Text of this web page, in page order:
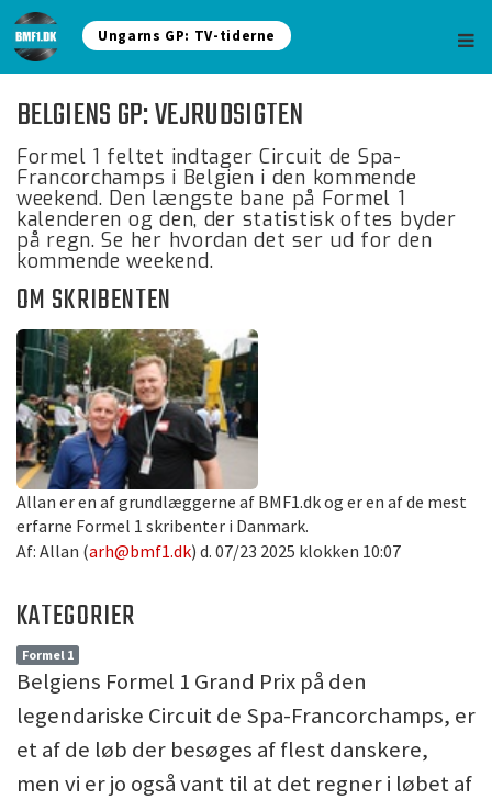
Ungarns GP: TV-tiderne
BELGIENS GP: VEJRUDSIGTEN
Formel 1 feltet indtager Circuit de Spa-
Francorchamps i Belgien i den kommende
weekend. Den længste bane på Formel 1
kalenderen og den, der statistisk oftes byder
på regn. Se her hvordan det ser ud for den
kommende weekend.
OM SKRIBENTEN
Allan er en af grundlæggerne af BMF1.dk og er en af de mest
erfarne Formel 1 skribenter i Danmark.
Af: Allan (arh@bmf1.dk) d. 07/23 2025 klokken 10:07
KATEGORIER
Formel 1
Belgiens Formel 1 Grand Prix på den
legendariske Circuit de Spa-Francorchamps, er
et af de løb der besøges af flest danskere,
men vi er jo også vant til at det regner i løbet af